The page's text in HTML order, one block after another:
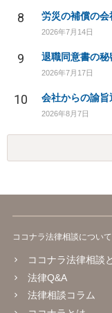
8 労災の補償の
2026年7月14日
9 退職同意書の
2026年7月17日
10
2026年8月7日
ココナラ法律相談について
ココナラ法律相談
法律Q&A
法律相談コラム